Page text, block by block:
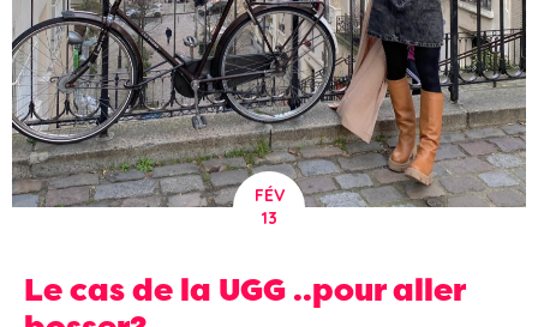
FÉV
13
Le cas de la UGG ..pour aller